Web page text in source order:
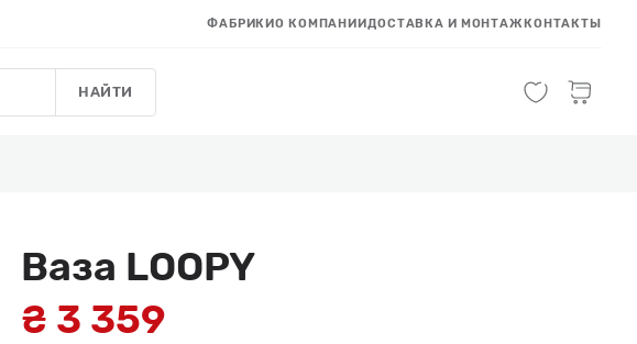
ФАБРИКИО КОМПАНИИДОСТАВКА И МОНТАЖКОНТАКТЫ
НАЙТИ
Ваза LOOPY
₴ 3 359